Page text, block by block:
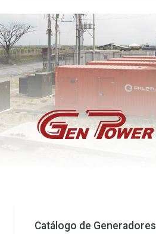
Catálogo de Generadores